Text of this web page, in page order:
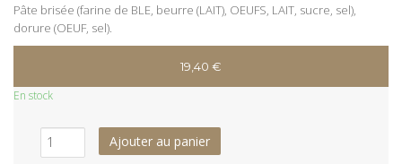
Pâte brisée (farine de BLE, beurre (LAIT), OEUFS, LAIT, sucre, sel),
dorure (OEUF, sel).
19,40 €
En stock
Ajouter au panier